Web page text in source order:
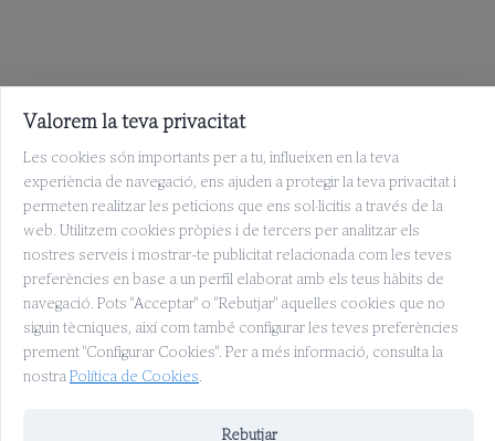
Valorem la teva privacitat
Les cookies són importants per a tu, influeixen en la teva
experiència de navegació, ens ajuden a protegir la teva privacitat i
permeten realitzar les peticions que ens sol·licitis a través de la
web. Utilitzem cookies pròpies i de tercers per analitzar els
nostres serveis i mostrar-te publicitat relacionada com les teves
preferències en base a un perfil elaborat amb els teus hàbits de
navegació. Pots "Acceptar" o "Rebutjar" aquelles cookies que no
siguin tècniques, així com també configurar les teves preferències
prement "Configurar Cookies". Per a més informació, consulta la
nostraPolítica de Cookies.
Rebutjar